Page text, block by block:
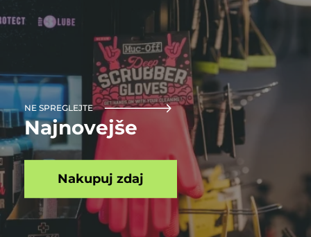
NE SPREGLEJTE
Najnovejše
Nakupuj zdaj